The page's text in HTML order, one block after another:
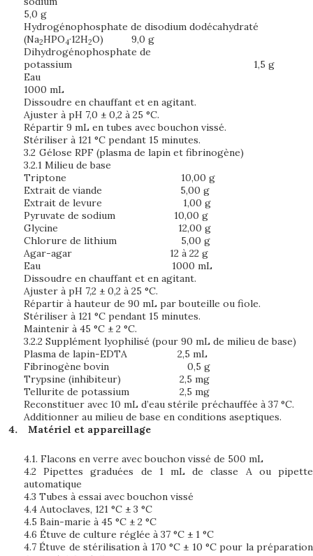
5,0 g
Hydrogénophosphate de disodium dodécahydraté
(Na2HPO4·12H2O) 9,0 g
Dihydrogénophosphate de
potassium 1,5 g
1000 mL
Dissoudre en chauffant et en agitant.
Ajuster à pH 7,0 ± 0,2 à 25 °C.
Répartir 9 mL en tubes avec bouchon vissé.
Stériliser à 121 °C pendant 15 minutes.
3.2 Gélose RPF (plasma de lapin et fibrinogène)
3.2.1 Milieu de base
Triptone 10,00 g
Extrait de viande 5,00 g
Extrait de levure 1,00 g
Pyruvate de sodium 10,00 g
Glycine 12,00 g
Chlorure de lithium 5,00 g
Agar-agar 12 à 22 g
Eau 1000 mL
Dissoudre en chauffant et en agitant.
Ajuster à pH 7,2 ± 0,2 à 25 °C.
Répartir à hauteur de 90 mL par bouteille ou fiole.
Stériliser à 121 °C pendant 15 minutes.
Maintenir à 45 °C ± 2 °C.
3.2.2 Supplément lyophilisé (pour 90 mL de milieu de base)
Plasma de lapin-EDTA 2,5 mL
Fibrinogène bovin 0,5 g
Trypsine (inhibiteur) 2,5 mg
Tellurite de potassium 2,5 mg
Reconstituer avec 10 mL d’eau stérile préchauffée à 37 °C.
Additionner au milieu de base en conditions aseptiques.
Matériel et appareillage
4.1. Flacons en verre avec bouchon vissé de 500 mL
4.2 Pipettes graduées de 1 mL de classe A ou pipette
automatique
4.3 Tubes à essai avec bouchon vissé
4.4 Autoclaves, 121 °C ± 3 °C
4.5 Bain-marie à 45 °C ± 2 °C
4.6 Étuve de culture réglée à 37 °C ± 1 °C
4.7 Étuve de stérilisation à 170 °C ± 10 °C pour la préparation